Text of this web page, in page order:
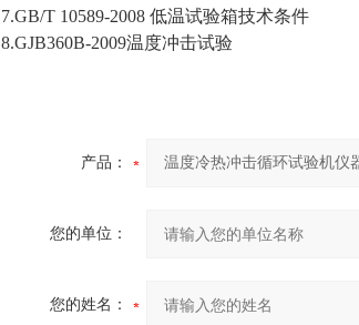
7.GB/T 10589-2008 低温试验箱技术条件
8.GJB360B-2009温度冲击试验
产品：
您的单位：
您的姓名：